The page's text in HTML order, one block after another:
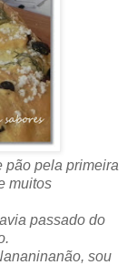
pão pela primeira
muitos
passado do
sou